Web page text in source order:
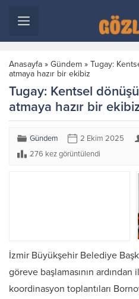
Anasayfa » Gündem » Tugay:
atmaya hazır bir ekibiz
Tugay: Kentsel
atmaya hazır bir
Gündem 2 Ekim 2025
276 kez görüntülendi
İzmir Büyükşehir Belediye
göreve başlamasının
koordinasyon toplantıları